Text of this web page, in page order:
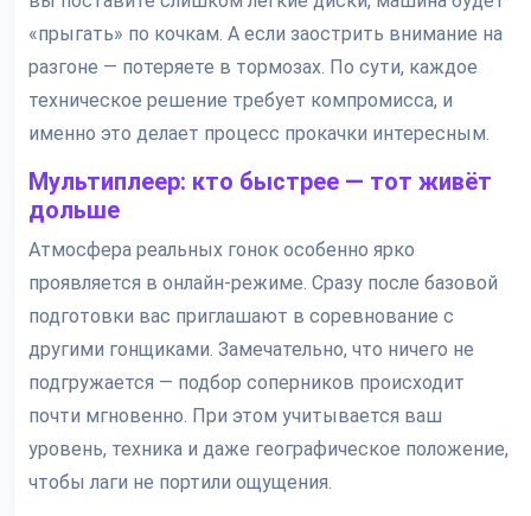
«прыгать» по кочкам. А если заострить внимание на
разгоне — потеряете в тормозах. По сути, каждое
техническое решение требует компромисса, и
именно это делает процесс прокачки интересным.
Мультиплеер: кто быстрее — тот живёт
дольше
Атмосфера реальных гонок особенно ярко
проявляется в онлайн-режиме. Сразу после базовой
подготовки вас приглашают в соревнование с
другими гонщиками. Замечательно, что ничего не
подгружается — подбор соперников происходит
почти мгновенно. При этом учитывается ваш
уровень, техника и даже географическое положение,
чтобы лаги не портили ощущения.